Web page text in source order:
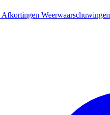
Afkortingen Weerwaarschuwingen